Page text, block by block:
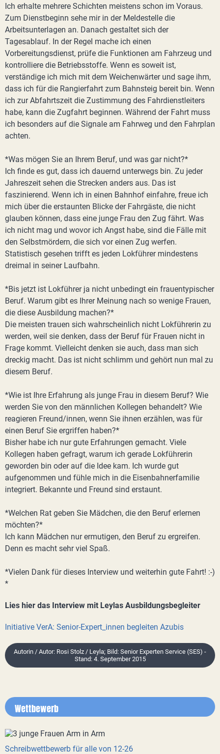
Ich erhalte mehrere Schichten meistens schon im Voraus.
Zum Dienstbeginn sehe mir in der Meldestelle die
Arbeitsunterlagen an. Danach gestaltet sich der
Tagesablauf. In der Regel mache ich einen
Vorbereitungsdienst, prüfe die Funktionen am Fahrzeug und
kontrolliere die Betriebsstoffe. Wenn es soweit ist,
verständige ich mich mit dem Weichenwärter und sage ihm,
dass ich für die Rangierfahrt zum Bahnsteig bereit bin. Wenn
ich zur Abfahrtszeit die Zustimmung des Fahrdienstleiters
habe, kann die Zugfahrt beginnen. Während der Fahrt muss
ich besonders auf die Signale am Fahrweg und den Fahrplan
achten.
*Was mögen Sie an Ihrem Beruf, und was gar nicht?*
Ich finde es gut, dass ich dauernd unterwegs bin. Zu jeder
Jahreszeit sehen die Strecken anders aus. Das ist
faszinierend. Wenn ich in einen Bahnhof einfahre, freue ich
mich über die erstaunten Blicke der Fahrgäste, die nicht
glauben können, dass eine junge Frau den Zug fährt. Was
ich nicht mag und wovor ich Angst habe, sind die Fälle mit
den Selbstmördern, die sich vor einen Zug werfen.
Statistisch gesehen trifft es jeden Lokführer mindestens
dreimal in seiner Laufbahn.
*Bis jetzt ist Lokführer ja nicht unbedingt ein frauentypischer
Beruf. Warum gibt es Ihrer Meinung nach so wenige Frauen,
die diese Ausbildung machen?*
Die meisten trauen sich wahrscheinlich nicht Lokführerin zu
werden, weil sie denken, dass der Beruf für Frauen nicht in
Frage kommt. Vielleicht denken sie auch, dass man sich
dreckig macht. Das ist nicht schlimm und gehört nun mal zu
diesem Beruf.
*Wie ist Ihre Erfahrung als junge Frau in diesem Beruf? Wie
werden Sie von den männlichen Kollegen behandelt? Wie
reagieren Freund/innen, wenn Sie ihnen erzählen, was für
einen Beruf Sie ergriffen haben?*
Bisher habe ich nur gute Erfahrungen gemacht. Viele
Kollegen haben gefragt, warum ich gerade Lokführerin
geworden bin oder auf die Idee kam. Ich wurde gut
aufgenommen und fühle mich in die Eisenbahnerfamilie
integriert. Bekannte und Freund sind erstaunt.
*Welchen Rat geben Sie Mädchen, die den Beruf erlernen
möchten?*
Ich kann Mädchen nur ermutigen, den Beruf zu ergreifen.
Denn es macht sehr viel Spaß.
*Vielen Dank für dieses Interview und weiterhin gute Fahrt! :-)
*
Lies hier das Interview mit Leylas Ausbildungsbegleiter
Initiative VerA: Senior-Expert_innen begleiten Azubis
Autorin / Autor: Rosi Stolz / Leyla; Bild: Senior Experten Service (SES) -
Stand: 4. September 2015
Wettbewerb
Schreibwettbewerb für alle von 12-26